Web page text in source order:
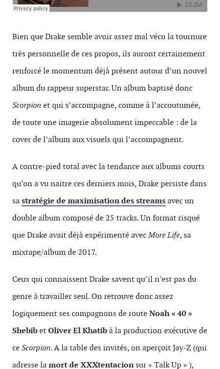
Bien que Drake semble avoir assez mal vécu la tournure
très personnelle de ces propos, ils auront certainement
renforcé le momentum déjà présent autour d’un nouvel
album du rappeur superstar. Un album baptisé donc
Scorpion et qui s’accompagne, comme à l’accoutumée,
de toute une imagerie absolument impeccable : de la
cover de l’album aux visuels qui l’accompagnent.
A contre-pied total avec la tendance aux albums courts
qu’on a vu naitre ces derniers mois, Drake persiste dans
sastratégie de maximisation des streamsavec un
double album composé de 25 tracks. Un format risqué
que Drake avait déjà expérimenté avecMore Life, sa
mixtape/album de 2017.
Ceux qui connaissent Drake savent qu’il n’est pas du
genre à travailler seul. On retrouve donc assez
logiquement ses compagnons de routeNoah « 40 »
ShebibetOliver El Khatibà la production exécutive de
ceScorpion. A la table des invités, on aperçoit Jay-Z (qui
adresse lamort de XXXtentacionsur « Talk Up » ),